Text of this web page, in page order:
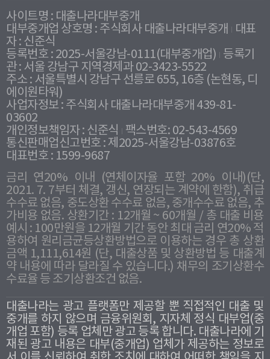
사이트명 : 대출나라대부중개
대부중개업 상호명 : 주식회사 대출나라대부중개
대표
자 : 신준식
등록번호 : 2025-서울강남-0111(대부중개업) 등록기
관 : 서울 강남구 지역경제과 02-3423-5522
주소 : 서울특별시 강남구 선릉로 655, 16층 (논현동, 디
에이원타워)
사업자정보 : 주식회사 대출나라대부중개 439-81-
03602
개인정보책임자 : 신준식
팩스번호: 02-543-4569
통신판매업신고번호 : 제2025-서울강남-03876호
대표번호 : 1599-9687
금리 연20% 이내 (연체이자율 포함 20% 이내)(단,
2021. 7. 7부터 체결, 갱신, 연장되는 계약에 한함), 취급
수수료 없음, 중도상환 수수료 없음, 중개수수료 없음, 추
가비용 없음. 상환기간 : 12개월 ~ 60개월 / 총 대출 비용
예시 : 100만원을 12개월 기간 동안 최대 금리 연20% 적
용하여 원리금균등상환방법으로 이용하는 경우 총 상환
금액 1,111,614원 (단, 대출상품 및 상환방법 등 대출계
약 내용에 따라 달라질 수 있습니다.) 채무의 조기상환수
수료율 등 조기상환조건 없음.
대출나라는 광고 플랫폼만 제공할 뿐 직접적인 대출 및
중개를 하지 않으며 금융위원회, 지자체 정식 대부업(중
개업 포함) 등록 업체만 광고 등록 합니다. 대출나라에 기
재된 광고 내용은 대부(중개업) 업체가 제공하는 정보로